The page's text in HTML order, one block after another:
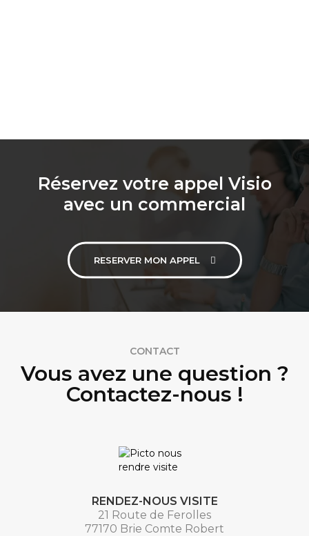
Réservez votre appel Visio
avec un commercial
RESERVER MON APPEL
CONTACT
Vous avez une question ?
Contactez-nous !
RENDEZ-NOUS VISITE
21 Route de Ferolles
77170 Brie Comte Robert